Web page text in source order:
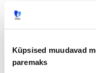
Küpsised muudavad
paremaks